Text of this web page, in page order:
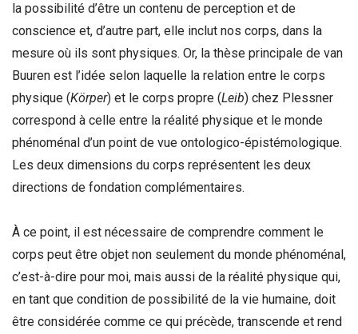
la possibilité d’être un contenu de perception et de
conscience et, d’autre part, elle inclut nos corps, dans la
mesure où ils sont physiques. Or, la thèse principale de van
Buuren est l’idée selon laquelle la relation entre le corps
physique (Körper) et le corps propre (Leib) chez Plessner
correspond à celle entre la réalité physique et le monde
phénoménal d’un point de vue ontologico-épistémologique.
Les deux dimensions du corps représentent les deux
directions de fondation complémentaires.
À ce point, il est nécessaire de comprendre comment le
corps peut être objet non seulement du monde phénoménal,
c’est-à-dire pour moi, mais aussi de la réalité physique qui,
en tant que condition de possibilité de la vie humaine, doit
être considérée comme ce qui précède, transcende et rend